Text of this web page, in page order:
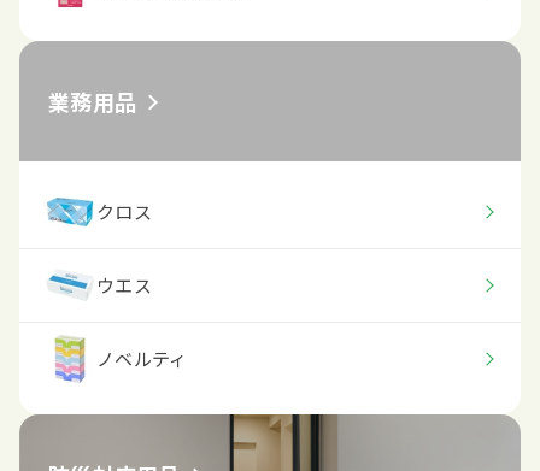
業務用品
クロス
ウエス
ノベルティ